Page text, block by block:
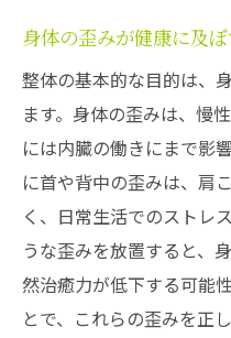
日常生活におけ
リラクゼーショ
ストレス解消に
リラクゼーショ
施術後の効果を
東大和市上北台
ョン施設
整体とリラクゼー
身体の歪みが健康に及
整体の基本的な目的は、
ます。身体の歪みは、慢
には内臓の働きにまで影
に首や背中の歪みは、肩
く、日常生活でのストレ
うな歪みを放置すると、
然治癒力が低下する可能
とで、これらの歪みを正